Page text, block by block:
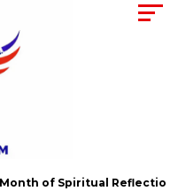
Spiritual Reflection,